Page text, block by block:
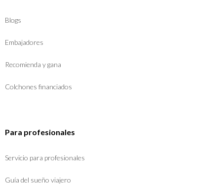
Blogs
Embajadores
Recomienda y gana
Colchones financiados
Para profesionales
Servicio para profesionales
Guía del sueño viajero